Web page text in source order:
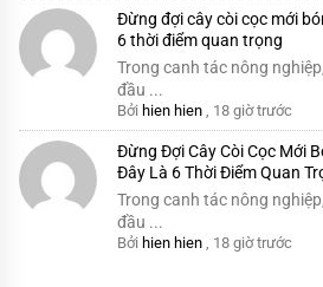
Đừng đợi cây còi cọc mới
6 thời điểm quan trọng
Trong canh tác nông
đầu ...
Bởihien hien 18 giờ trước
Đừng Đợi Cây Còi Cọc Mới
Đây Là 6 Thời Điểm Quan
Trong canh tác nông
đầu ...
Bởihien hien 18 giờ trước